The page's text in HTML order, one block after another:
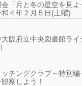
「月と冬の星空を見
４年２月５日(土曜)
阪府立中央図書館ラ
ッチングクラブ～特別
察しよう！